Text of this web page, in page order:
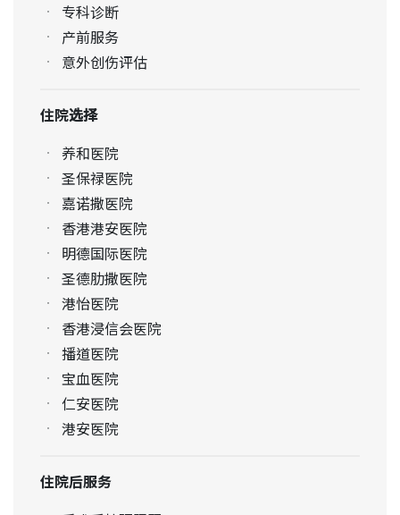
专科诊断
产前服务
意外创伤评估
住院选择
养和医院
圣保禄医院
嘉诺撒医院
香港港安医院
明德国际医院
圣德肋撒医院
港怡医院
香港浸信会医院
播道医院
宝血医院
仁安医院
港安医院
住院后服务